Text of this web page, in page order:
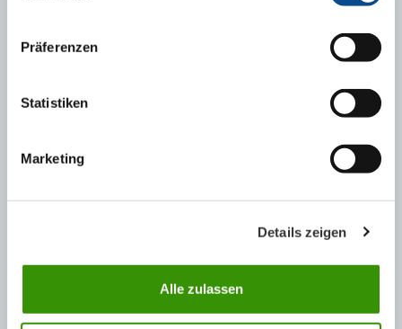
Präferenzen
Statistiken
Marketing
Details zeigen
Alle zulassen
TECHNICKÁ PODPORA
Martin Šauša